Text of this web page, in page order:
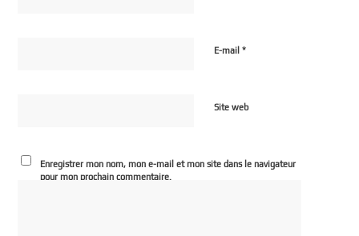
E-mail*
Site web
Enregistrer mon nom, mon e-mail et mon site dans le navigateur
pour mon prochain commentaire.